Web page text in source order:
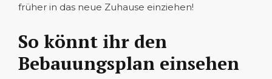
früher in das neue Zuhause einziehen!
So könnt ihr den
Bebauungsplan einsehen